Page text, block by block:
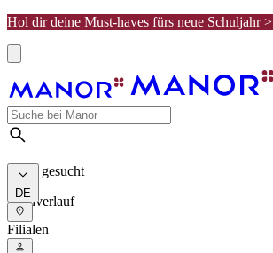
Hol dir deine Must-haves fürs neue Schuljahr >
Meist gesucht
Suchverlauf
DE
Filialen